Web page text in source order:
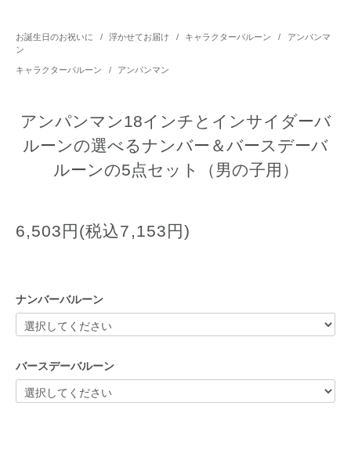
お誕生日のお祝いに / 浮かせてお届け / キャラクターバルーン /
アンパンマ
ン
キャラクターバルーン / アンパンマン
アンパンマン18インチとインサイダーバ
ルーンの選べるナンバー＆バースデーバ
ルーンの5点セット（男の子用）
6,503円(税込7,153円)
ナンバーバルーン
バースデーバルーン